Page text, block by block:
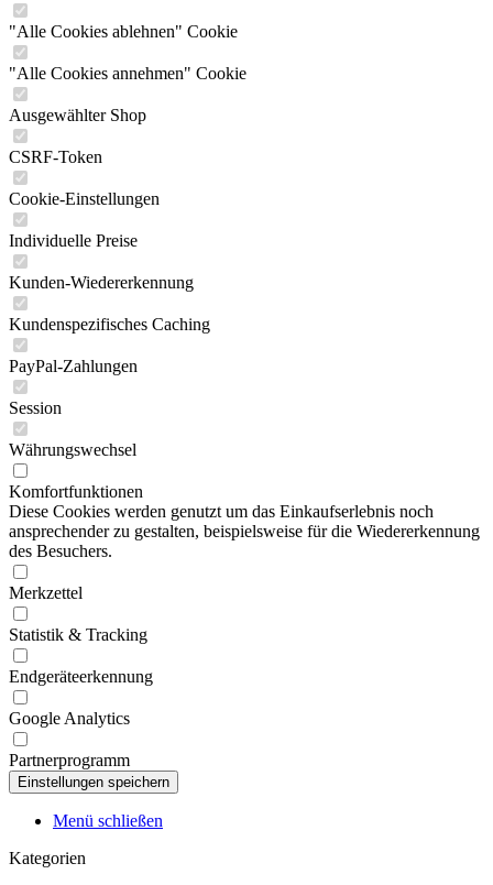
"Alle Cookies ablehnen" Cookie
"Alle Cookies annehmen" Cookie
Ausgewählter Shop
CSRF-Token
Cookie-Einstellungen
Individuelle Preise
Kunden-Wiedererkennung
Kundenspezifisches Caching
PayPal-Zahlungen
Session
Währungswechsel
Komfortfunktionen
Diese Cookies werden genutzt um das Einkaufserlebnis noch
ansprechender zu gestalten, beispielsweise für die Wiedererkennung
des Besuchers.
Merkzettel
Statistik & Tracking
Endgeräteerkennung
Google Analytics
Partnerprogramm
Menü schließen
Kategorien